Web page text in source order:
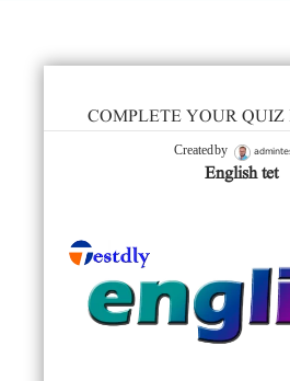
COMPLETE YOUR QUIZ
Created by
English tet